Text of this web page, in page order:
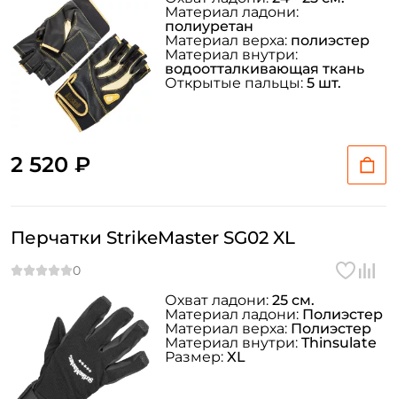
2 520 ₽
Материал ладони:
полиуретан
Материал верха: полиэстер
Материал внутри:
водоотталкивающая ткань
Открытые пальцы: 5 шт.
Перчатки StrikeMaster SG02 XL
Охват ладони: 25 см.
Материал ладони: Полиэстер
Материал верха: Полиэстер
Материал внутри: Thinsulate
Размер: XL